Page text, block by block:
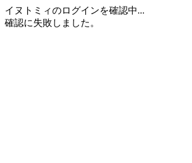
イヌトミィのログインを確認中...
確認に失敗しました。